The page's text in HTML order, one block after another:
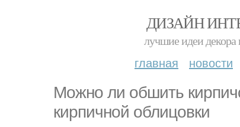
ДИЗАЙН
лучшие идеи декора
главная новости
Можно ли обшить
кирпичной облицовки